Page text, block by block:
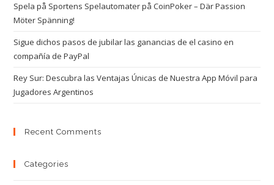
Spela på Sportens Spelautomater på CoinPoker – Där Passion
Möter Spänning!
Sigue dichos pasos de jubilar las ganancias de el casino en
compañía de PayPal
Rey Sur: Descubra las Ventajas Únicas de Nuestra App Móvil para
Jugadores Argentinos
Recent Comments
Categories